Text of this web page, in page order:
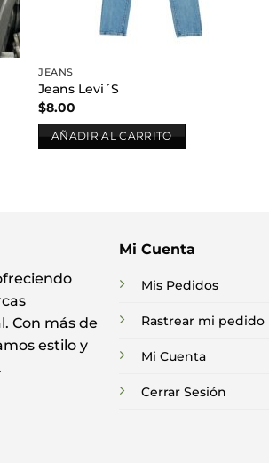
JEANS
Jeans Levi´S
$8.00
AÑADIR AL CARRITO
Con más de
estilo y
Mi Cuenta
Mis Pedidos
Rastrear mi pedido
Mi Cuenta
Cerrar Sesión